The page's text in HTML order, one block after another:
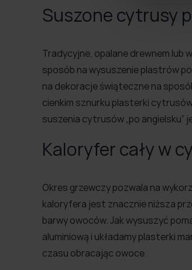
Suszone cytrusy
Tradycyjne, opalane drewnem lub
sposób na wysuszenie plastrów
na dekoracje świąteczne na
cienkim sznurku plasterki
suszenia cytrusów „po angielsku”
Kaloryfer cały w
Okres grzewczy pozwala na
kaloryfera jest znacznie niższa
barwy owoców. Jak wysuszyć
aluminiową i układamy plasterki
czasu obracając owoce.